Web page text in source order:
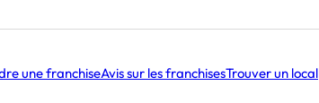
une franchiseAvis sur les franchisesTrouver un local